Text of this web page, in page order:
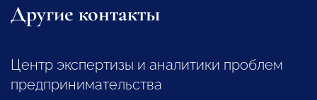
Другие контакты
Центр экспертизы и аналитики проблем
предпринимательства